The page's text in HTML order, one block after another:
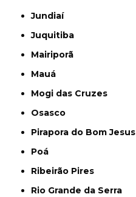
Jundiaí
Juquitiba
Mairiporã
Mauá
Mogi das Cruzes
Osasco
Pirapora do Bom Jesus
Poá
Ribeirão Pires
Rio Grande da Serra